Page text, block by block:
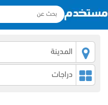
المدينة
دراجات